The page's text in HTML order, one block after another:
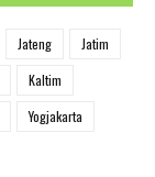
Jateng
Jatim
Kaltim
Yogjakarta